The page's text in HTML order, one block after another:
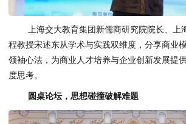
上海交大教育集团新儒商研究院院长、上
程教授宋述东从学术与实践双维度，分享商业
领袖心法，为商业人才培养与企业创新发展提
度思考。
圆桌论坛，思想碰撞破解难题